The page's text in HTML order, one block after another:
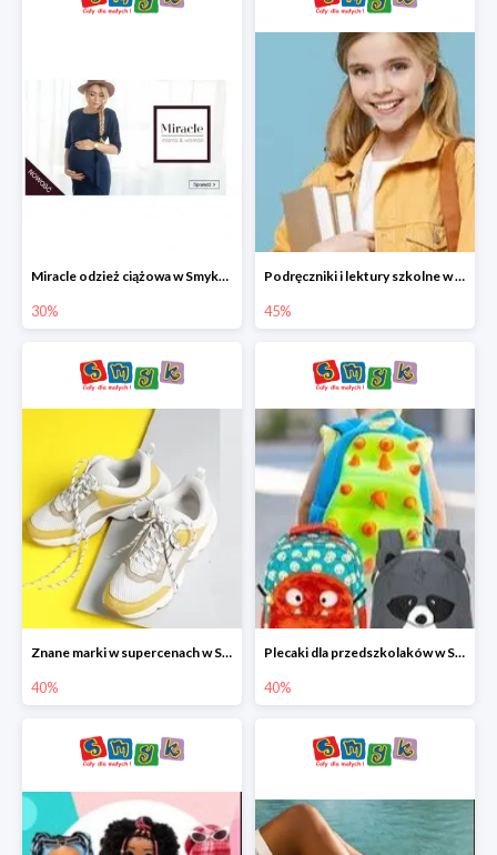
Miracle odzież ciążowa w Smyku co -30%
30%
Podręczniki i lektury szkolne w Smyku do -45%
45%
Znane marki w supercenach w Smyku - buty do -40%
40%
Plecaki dla przedszkolaków w Smyku do -40%
40%